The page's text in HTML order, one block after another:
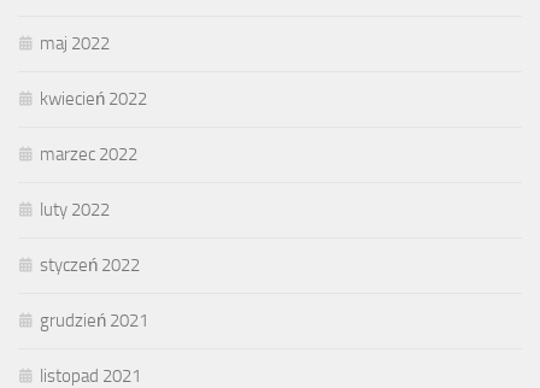
maj 2022
kwiecień 2022
marzec 2022
luty 2022
styczeń 2022
grudzień 2021
listopad 2021